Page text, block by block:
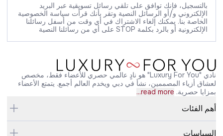
بالتسجيل، فإنك توافق على تلقي رسائل تسويقية عبر البريد
الإلكتروني و/أو الرسائل النصية وتقر بأنك قرأت سياسة الخصوصية
الخاصة بنا. يمكنك إلغاء الاشتراك في أي وقت من أسفل رسائلنا
الإلكترونية أو بالرد بكلمة STOP على أي من رسائلنا النصية
نادي "Luxury For You" هو نادٍ عالمي حصري للأعضاء فقط، مخصص
لعشاق أزياء المصممين، نشأ في دبي ويخدم العالم أجمع. يتمتع الأعضاء
بمزايا حصرية. read more...
أهم الفئات
السياسات